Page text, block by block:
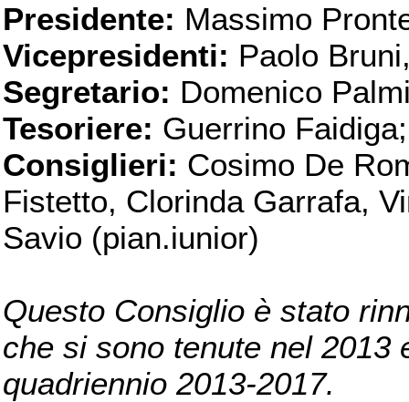
Presidente: Massimo
Vicepresidenti: Paolo
Segretario: Domenico
Tesoriere: Guerrino Faidiga;
Consiglieri: Cosimo De
Fistetto, Clorinda Garrafa,
Savio (pian.iunior)
Questo Consiglio è stato
che si sono tenute nel 2013
quadriennio 2013-2017.